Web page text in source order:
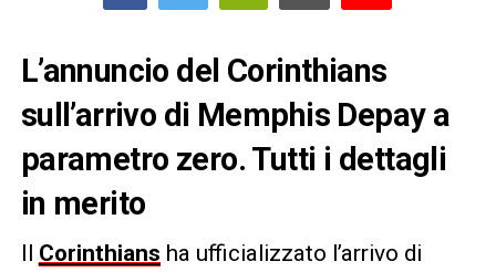
L’annuncio del Corinthians
sull’arrivo di Memphis Depay a
parametro zero. Tutti i dettagli
in merito
Il Corinthians ha ufficializzato l’arrivo di